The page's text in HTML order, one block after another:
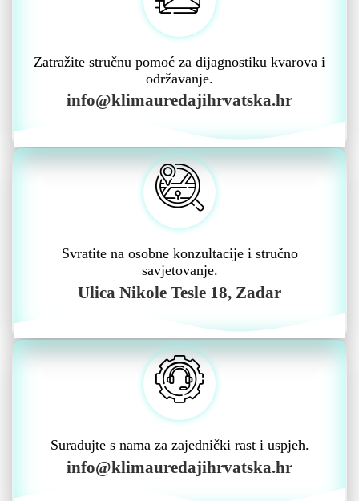
Zatražite stručnu pomoć za dijagnostiku kvarova i
održavanje.
info@klimauredajihrvatska.hr
Svratite na osobne konzultacije i stručno
savjetovanje.
Ulica Nikole Tesle 18, Zadar
Surađujte s nama za zajednički rast i uspjeh.
info@klimauredajihrvatska.hr